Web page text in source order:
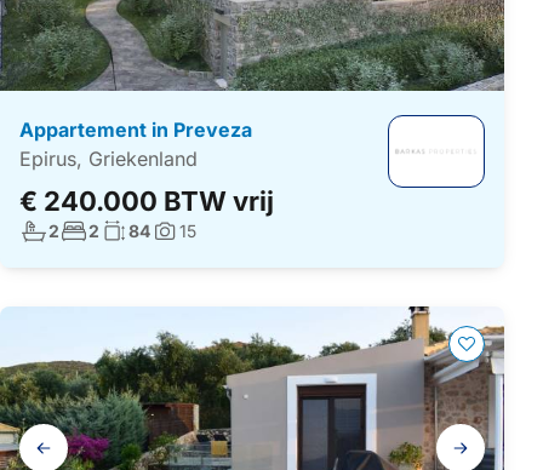
Appartement in Preveza
Epirus, Griekenland
€ 240.000 BTW vrij
Aantal badkamers:
2Aantal slaapkamers:
2 Woonoppervlakte:
84Foto's:
15
Galerij